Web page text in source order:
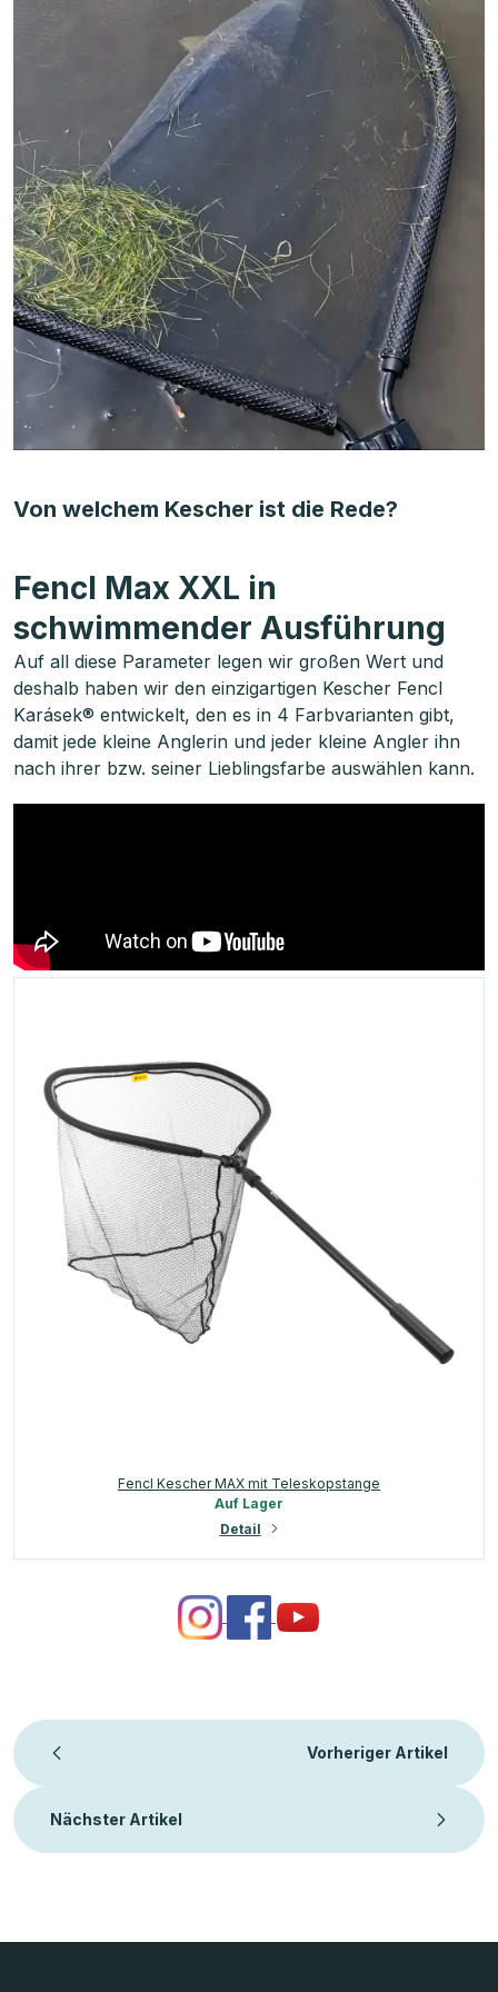
Von welchem Kescher ist die Rede?
Fencl Max XXL in
schwimmender Ausführung
Auf all diese Parameter legen wir großen Wert und
deshalb haben wir den einzigartigen Kescher Fencl
Karásek® entwickelt, den es in 4 Farbvarianten gibt,
damit jede kleine Anglerin und jeder kleine Angler ihn
nach ihrer bzw. seiner Lieblingsfarbe auswählen kann.
Fencl Kescher MAX mit Teleskopstange
Auf Lager
Detail
Vorheriger Artikel
Nächster Artikel